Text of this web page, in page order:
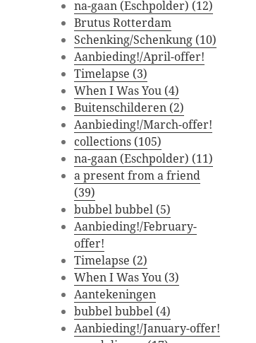
na-gaan (Eschpolder) (12)
Brutus Rotterdam
Schenking/Schenkung (10)
Aanbieding!/April-offer!
Timelapse (3)
When I Was You (4)
Buitenschilderen (2)
Aanbieding!/March-offer!
collections (105)
na-gaan (Eschpolder) (11)
a present from a friend
(39)
bubbel bubbel (5)
Aanbieding!/February-
offer!
Timelapse (2)
When I Was You (3)
Aantekeningen
bubbel bubbel (4)
Aanbieding!/January-offer!